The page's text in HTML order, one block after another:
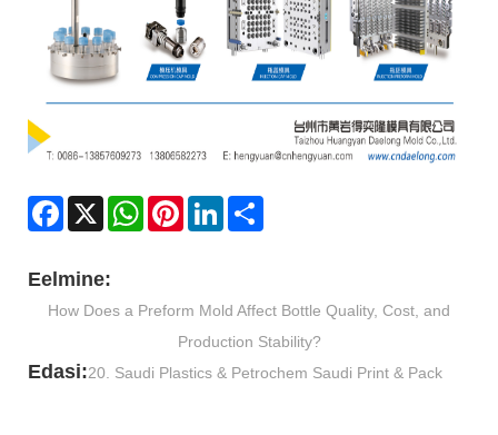
Facebook
X WhatsAppPinterestLinkedIn
Eelmine:
How Does a Preform Mold Affect Bottle Quality, Cost, and
Production Stability?
Edasi:20. Saudi Plastics & Petrochem Saudi Print & Pack